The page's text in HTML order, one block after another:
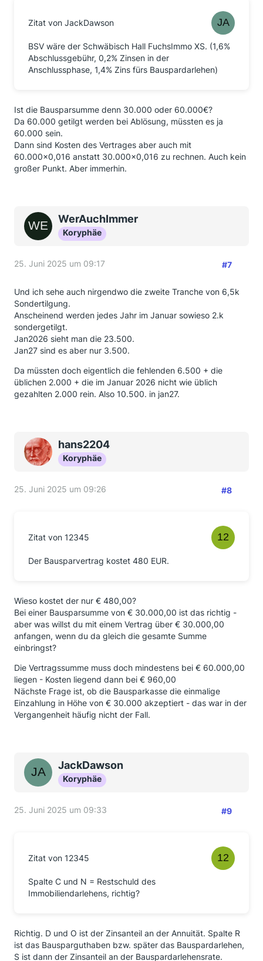
Zitat von JackDawson
BSV wäre der Schwäbisch Hall FuchsImmo XS. (1,6%
Abschlussgebühr, 0,2% Zinsen in der
Anschlussphase, 1,4% Zins fürs Bauspardarlehen)
Ist die Bausparsumme denn 30.000 oder 60.000€?
Da 60.000 getilgt werden bei Ablösung, müssten es ja
60.000 sein.
Dann sind Kosten des Vertrages aber auch mit
60.000x0,016 anstatt 30.000x0,016 zu rechnen. Auch kein
großer Punkt. Aber immerhin.
WerAuchImmer
Koryphäe
25. Juni 2025 um 09:17 #7
Und ich sehe auch nirgendwo die zweite Tranche von 6,5k
Sondertilgung.
Anscheinend werden jedes Jahr im Januar sowieso 2.k
sondergetilgt.
Jan2026 sieht man die 23.500.
Jan27 sind es aber nur 3.500.
Da müssten doch eigentlich die fehlenden 6.500 + die
üblichen 2.000 + die im Januar 2026 nicht wie üblich
gezahlten 2.000 rein. Also 10.500. in jan27.
hans2204
Koryphäe
25. Juni 2025 um 09:26 #8
Zitat von 12345
Der Bausparvertrag kostet 480 EUR.
Wieso kostet der nur € 480,00?
Bei einer Bausparsumme von € 30.000,00 ist das richtig -
aber was willst du mit einem Vertrag über € 30.000,00
anfangen, wenn du da gleich die gesamte Summe
einbringst?
Die Vertragssumme muss doch mindestens bei € 60.000,00
liegen - Kosten liegend dann bei € 960,00
Nächste Frage ist, ob die Bausparkasse die einmalige
Einzahlung in Höhe von € 30.000 akzeptiert - das war in der
Vergangenheit häufig nicht der Fall.
JackDawson
Koryphäe
25. Juni 2025 um 09:33 #9
Zitat von 12345
Spalte C und N = Restschuld des
Immobiliendarlehens, richtig?
Richtig. D und O ist der Zinsanteil an der Annuität. Spalte R
ist das Bausparguthaben bzw. später das Bauspardarlehen,
S ist dann der Zinsanteil an der Bauspardarlehensrate.